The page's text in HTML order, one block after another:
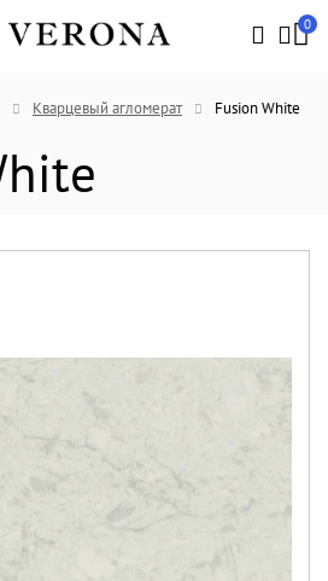
0
Кварцевый агломерат Fusion White